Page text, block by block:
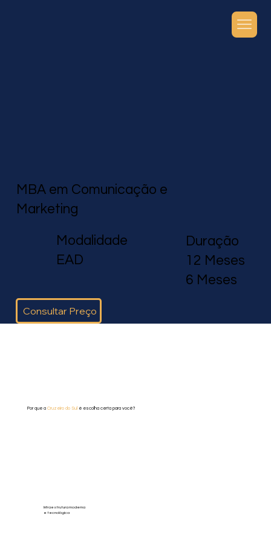
MBA em Comunicação e
Marketing
Modalidade
EAD
Duração
12 Meses
6 Meses
Consultar Preço
Por que aCruzeiro do Sul é escolha certa para você?
Infraestrutura moderna
e tecnológica